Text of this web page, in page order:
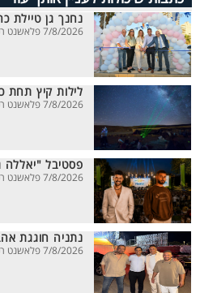
נחנך גן טיילת
7/8/2026 פלאשנט רכילות
לילות קיץ תחת
7/8/2026 פלאשנט רכילות
פסטיבל "יאללה
7/8/2026 פלאשנט רכילות
נתניה חוגגת
7/8/2026 פלאשנט רכילות